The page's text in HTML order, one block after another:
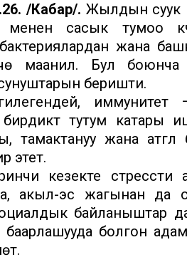
/Кабар/. Жылдын суук
менен сасык тумоо
жана
маанилүү. Бул
беришти.
тутум
жана атүгүл
этет.
кезекте
акыл-эс жагынан да
байланыштар
баарлашууда болгон